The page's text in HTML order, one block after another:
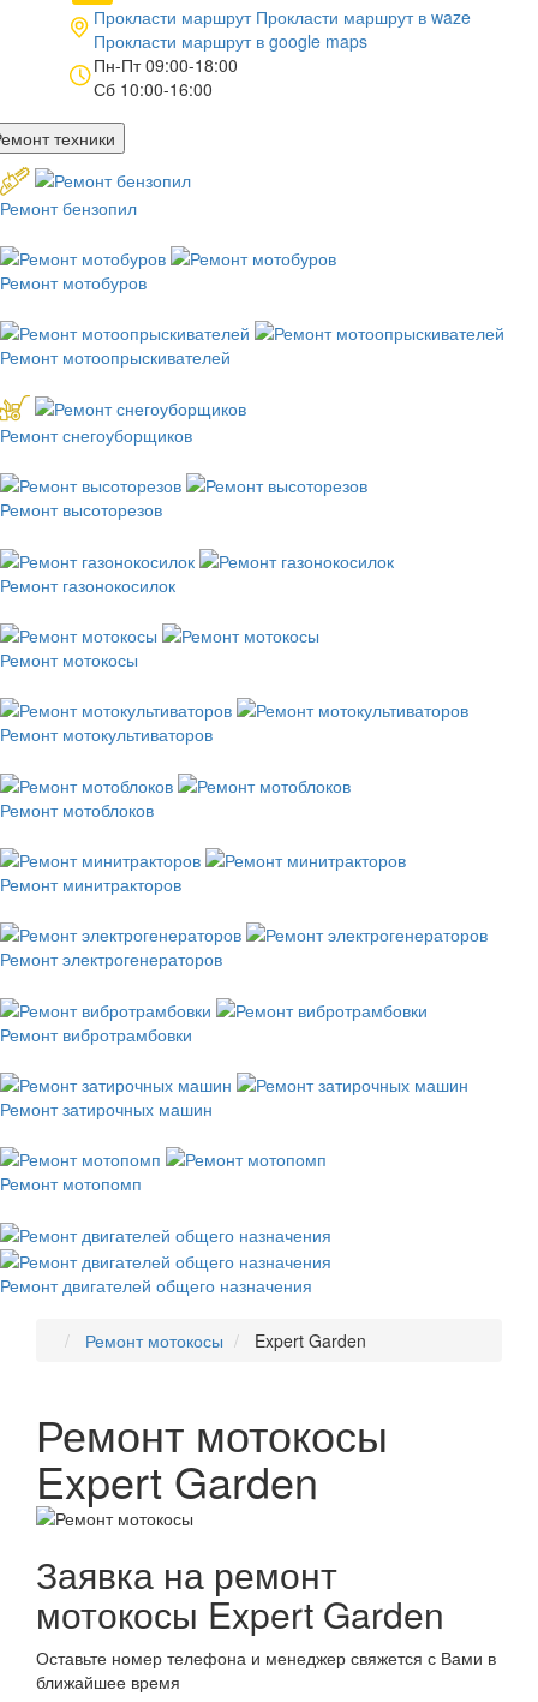
Прокласти маршрут Прокласти маршрут в waze
Прокласти маршрут в google maps
Пн-Пт 09:00-18:00
Сб 10:00-16:00
техники
Ремонт бензопил
Ремонт мотобуров
Ремонт мотоопрыскивателей
Ремонт снегоуборщиков
Ремонт высоторезов
Ремонт газонокосилок
Ремонт мотокосы
Ремонт мотокультиваторов
Ремонт мотоблоков
Ремонт минитракторов
Ремонт электрогенераторов
Ремонт вибротрамбовки
Ремонт затирочных машин
Ремонт мотопомп
Ремонт двигателей общего назначения
Ремонт мотокосы Expert Garden
Ремонт мотокосы
Expert Garden
Заявка на ремонт
мотокосы Expert Garden
Оставьте номер телефона и менеджер свяжется с Вами в
ближайшее время